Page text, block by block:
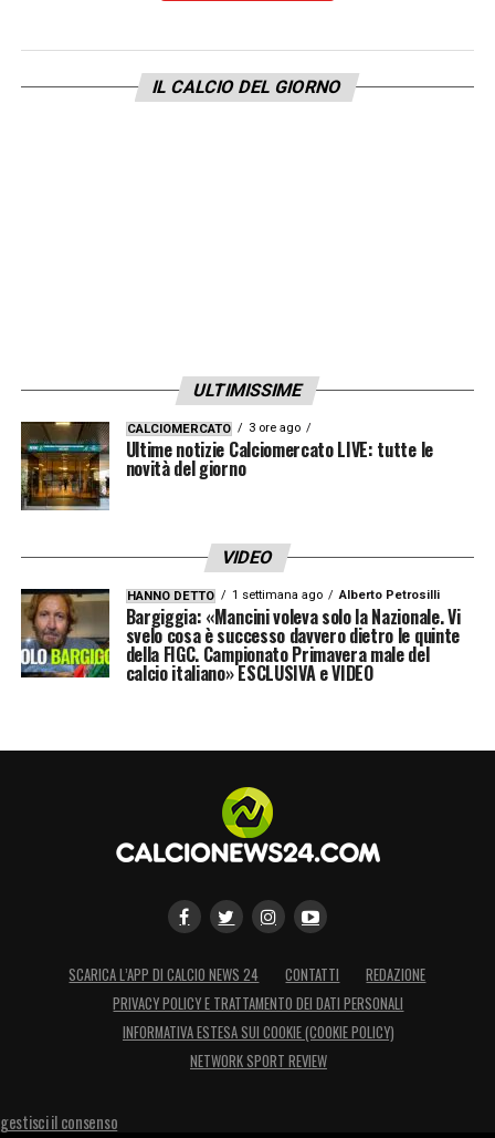
affrontare l’Ucraina con due risultati su tre
a disposizione.IL CALCIO DEL GIORNO
ULTIMISSIME
CALCIOMERCATO 3 ore ago
Ultime notizie Calciomercato LIVE: tutte le
novità del giorno
VIDEO
HANNO DETTO 1 settimana ago Alberto Petrosilli
Bargiggia: «Mancini voleva solo la Nazionale. Vi
svelo cosa è successo davvero dietro le quinte
della FIGC. Campionato Primavera male del
calcio italiano» ESCLUSIVA e VIDEO
SCARICA L’APP DI CALCIO NEWS 24 CONTATTI
REDAZIONE
PRIVACY POLICY E TRATTAMENTO DEI DATI PERSONALI
INFORMATIVA ESTESA SUI COOKIE (COOKIE POLICY)
NETWORK SPORT REVIEW
gestisci il consenso